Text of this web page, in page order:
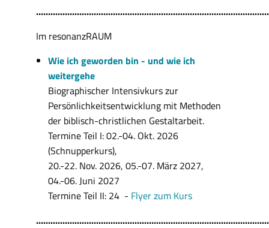
Im resonanzRAUM
Wie ich geworden bin - und wie ich
weitergehe
Biographischer Intensivkurs zur
Persönlichkeitsentwicklung mit Methoden
der biblisch-christlichen Gestaltarbeit.
Termine Teil I: 02.-04. Okt. 2026
(Schnupperkurs),
20.-22. Nov. 2026, 05.-07. März 2027,
04.-06. Juni 2027
Termine Teil II: 24 - Flyer zum Kurs